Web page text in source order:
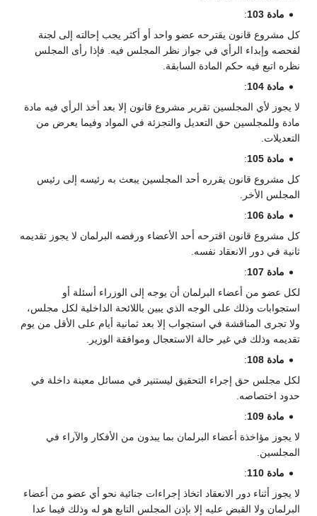
مادة 103
:
كل مشروع قانون يقترحه عضو واحد أو أكثر يجب إحالته إلى لجنة
لفحصه وإبداء الرأي في جواز نظر المجلس فيه. فإذا رأى المجلس
نظره اتبع فيه حكم المادة السابقة.
مادة 104
:
لا يجوز لأي المجلسين تقرير مشروع قانون إلا بعد أخذ الرأي فيه مادة
مادة وللمجلسين حق التعديل والتجزئة في المواد وفيما يعرض من
التعديلات.
مادة 105
:
كل مشروع قانون يقرره أحد المجلسين يبعث به رئيسه إلى رئيس
المجلس الأخر.
مادة 106
:
كل مشروع قانون اقترحه أحد الأعضاء ورفضه البرلمان لا يجوز تقديمه
ثانية في دور الانعقاد نفسه.
مادة 107
:
لكل عضو من أعضاء البرلمان أن يوجه إلى الوزراء أسئلة أو
استجوابات وذلك على الوجه الذي يبين باللائحة الداخلية لكل مجلس،
ولا تجرى المناقشة في استجواب إلا بعد ثمانية أيام على الأقل من يوم
تقديمه وذلك في غير حالة الاستعجال وموافقة الوزير.
مادة 108
:
لكل مجلس حق إجراء التحقيق ليستنير في مسائل معينة داخلة في
حدود اختصاصه.
مادة 109
:
لا يجوز مؤاخذة أعضاء البرلمان بما يبدون من الأفكار والآراء في
المجلسين.
مادة 110
:
لا يجوز أثناء دور الانعقاد اتخاذ إجراءات جنائية نحو أي عضو من أعضاء
البرلمان ولا القبض عليه إلا بإذن المجلس التابع هو له وذلك فيما عدا